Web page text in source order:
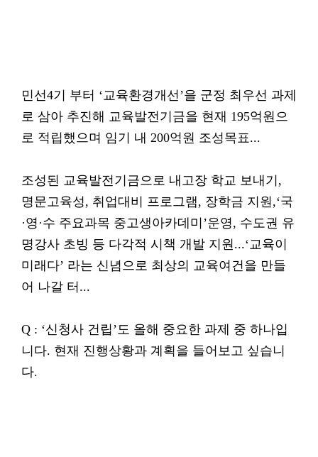
민선4기 부터 ‘교육환경개선’을 군정 최우선 과제
로 삼아 추진해 교육발전기금을 현재 195억원으
로 적립했으며 임기 내 200억원 조성목표...
조성된 교육발전기금으로 내고장 학교 보내기,
명문고육성, 취업대비 프로그램, 장학금 지원,‘국
·영·수 주요과목 중고생아카데미’운영, 수도권 유
명강사 초빙 등 다각적 시책 개발 지원...‘교육이
미래다’ 라는 신념으로 최상의 교육여건을 만들
어 나갈 터...
Q : ‘신청사 건립’도 올해 중요한 과제 중 하나입
니다. 현재 진행상황과 계획을 들어보고 싶습니
다.